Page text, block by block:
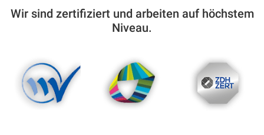
Wir sind zertifiziert und arbeiten auf höchstem
Niveau.
Qualitätsverbund
Gebäudedienstleister
Die Gebäudedienstleister
DIN EN ISO 9001
DIN EN ISO 14001